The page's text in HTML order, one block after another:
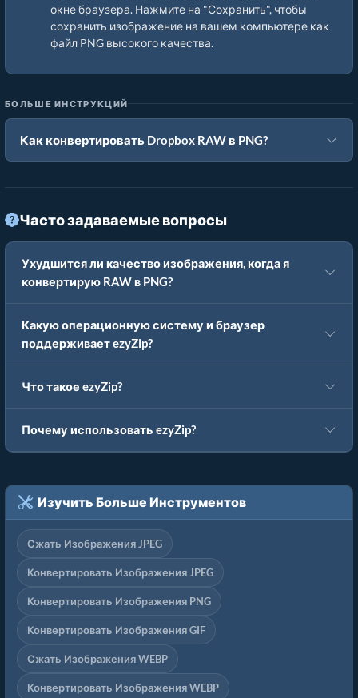
окне браузера. Нажмите на "Сохранить", чтобы
сохранить изображение на вашем компьютере как
файл PNG высокого качества.
БОЛЬШЕ ИНСТРУКЦИЙ
Как конвертировать Dropbox RAW в PNG?
Часто задаваемые вопросы
Ухудшится ли качество изображения, когда я
конвертирую RAW в PNG?
Какую операционную систему и браузер
поддерживает ezyZip?
Что такое ezyZip?
Почему использовать ezyZip?
Изучить Больше Инструментов
Сжать Изображения JPEG
Конвертировать Изображения JPEG
Конвертировать Изображения PNG
Конвертировать Изображения GIF
Сжать Изображения WEBP
Конвертировать Изображения WEBP